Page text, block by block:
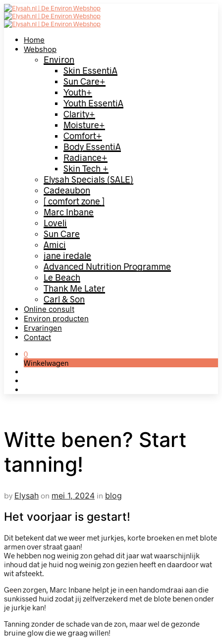
Home
Webshop
Environ
Skin EssentiA
Sun Care+
Youth+
Youth EssentiA
Clarity+
Moisture+
Comfort+
Body EssentiA
Radiance+
Skin Tech +
Elysah Specials (SALE)
Cadeaubon
[ comfort zone ]
Marc Inbane
Loveli
Sun Care
Amici
jane iredale
Advanced Nutrition Programme
Le Beach
Thank Me Later
Carl & Son
Online consult
Environ producten
Ervaringen
Contact
0
Winkelwagen
Witte benen? Start
tanning!
by Elysah on mei 1, 2024 in blog
Het voorjaar is gestart!
Dit betekent dat we weer met jurkjes, korte broeken en met blote
armen over straat gaan!
We hebben nog weinig zon gehad dit jaar wat waarschijnlijk
inhoud dat je huid nog weinig zon gezien heeft en daardoor wat
wit afsteekt.
Geen zorgen, Marc Inbane helpt je in een handomdraai aan die
sunkissed huid zodat jij zelfverzekerd met de blote benen onder
je jurkje kan!
Tanning zonder de schade van de zon, maar wel de gezonde
bruine glow die we graag willen!